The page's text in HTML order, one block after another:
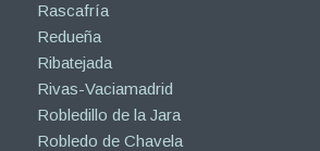
Rascafría
Redueña
Ribatejada
Rivas-Vaciamadrid
Robledillo de la Jara
Robledo de Chavela